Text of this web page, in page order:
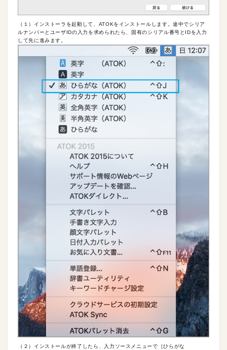
（１）インストーラを起動して、ATOKをインストールします。途中でシリア
ルナンバーとユーザIDの入力を求められたら、固有のシリアル番号とIDを入力
して先に進みます。
（２）インストールが終了したら、入力ソースメニューで［ひらがな